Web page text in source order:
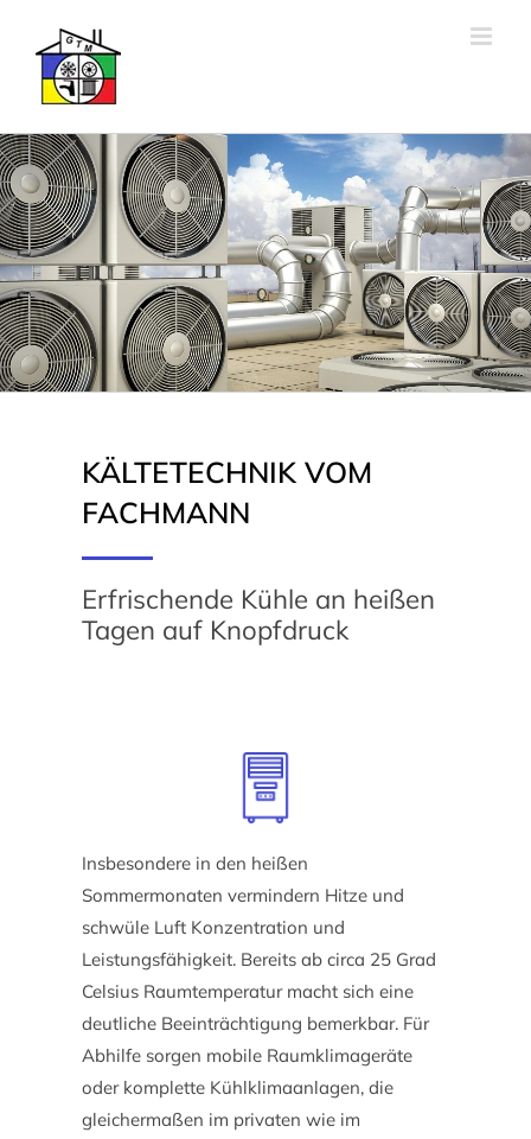
content
KÄLTETECHNIK VOM
FACHMANN
Erfrischende Kühle an heißen
Tagen auf Knopfdruck
Insbesondere in den heißen
Sommermonaten vermindern Hitze und
schwüle Luft Konzentration und
Leistungsfähigkeit. Bereits ab circa 25 Grad
Celsius Raumtemperatur macht sich eine
deutliche Beeinträchtigung bemerkbar. Für
Abhilfe sorgen mobile Raumklimageräte
oder komplette Kühlklimaanlagen, die
gleichermaßen im privaten wie im